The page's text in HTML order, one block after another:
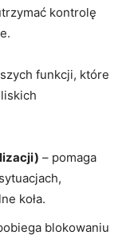
kontrolę​
funkcji, które
– pomaga
koła.
blokowaniu